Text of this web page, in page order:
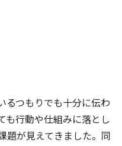
るつもりでも十分に伝わ
も行動や仕組みに落とし
題が見えてきました。同